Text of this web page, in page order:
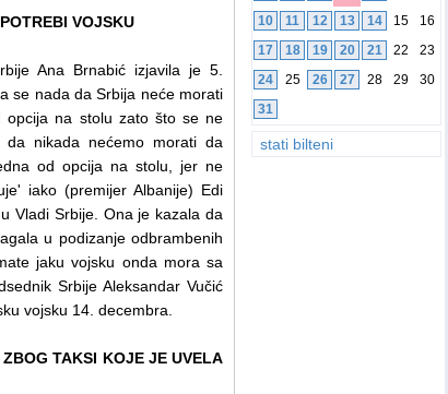
VOJSKU
Ana Brnabić izjavila je 5.
se nada da Srbija neće morati
opcija na stolu zato što se ne
nikada nećemo morati da
od opcija na stolu, jer ne
iako (premijer Albanije) Edi
Vladi Srbije. Ona je kazala da
u podizanje odbrambenih
jaku vojsku onda mora sa
Srbije Aleksandar Vučić
vojsku 14. decembra.
TAKSI KOJE JE UVELA
10
11 12 13 14 15
16
17
18 19 20 21 22
23
24
25 26 27 28 29
30
31
stati bilteni